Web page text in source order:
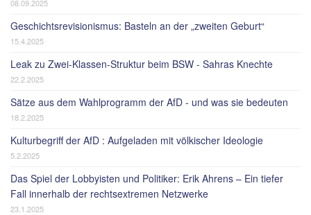
08.09.2025
Geschichtsrevisionismus: Basteln an der „zweiten Geburt“
15.4.2025
Leak zu Zwei-Klassen-Struktur beim BSW - Sahras Knechte
22.2.2025
Sätze aus dem Wahlprogramm der AfD - und was sie bedeuten
18.2.2025
Kulturbegriff der AfD : Aufgeladen mit völkischer Ideologie
5.2.2025
Das Spiel der Lobbyisten und Politiker: Erik Ahrens – Ein tiefer
Fall innerhalb der rechtsextremen Netzwerke
23.1.2025